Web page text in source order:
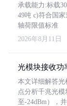
承载能力:标载
49吨 c)符合国
轴荷限值标准
2026年8月11日
光模块接收功
本文详细解答
点分析千兆光
至-24dBm），